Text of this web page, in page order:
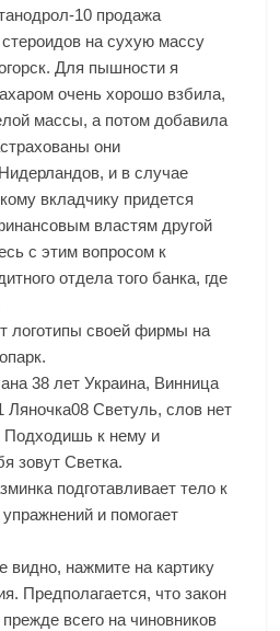
10 продажа
на сухую массу
Для пышности я
очень хорошо взбила,
массы, а потом добавила
они
и в случае
вкладчику придется
властям другой
с этим вопросом к
отдела того банка, где
логотипы своей фирмы на
38 лет Украина, Винница
Ляночка08 Светуль, слов нет
Подходишь к нему и
зовут Светка.
подготавливает тело к
и помогает
видно, нажмите на картику
Предполагается, что закон
всего на чиновников